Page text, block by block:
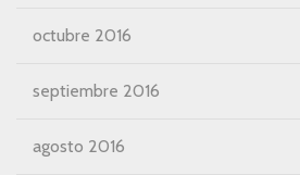
octubre 2016
septiembre 2016
agosto 2016